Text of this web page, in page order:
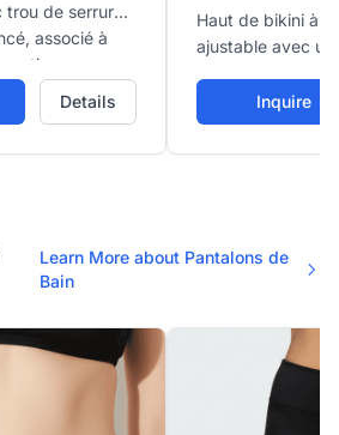
trou de serrure
associé à
pour un
sûr.
Details
Haut de bikini à
ajustable avec
crème), offrant
personnalisables
latéraux assortis.
Inquire
Learn More about Pantalons de
Bain